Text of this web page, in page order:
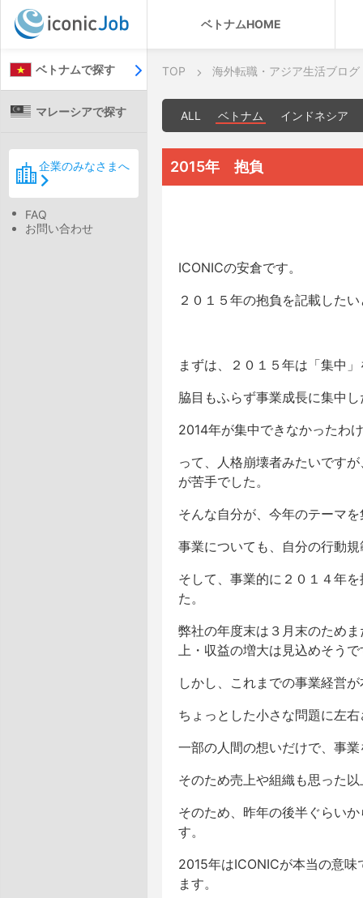
ベトナムHOME
ベトナムで探す
マレーシアで探す
企業のみなさまへ
FAQ
お問い合わせ
TOP 海外転職・アジア生活ブログ
ALL ベトナム インドネシア
2015年 抱負
ICONICの安倉です。
２０１５年の抱負を記載した
まずは、２０１５年は「集中
脇目もふらず事業成長に集中
2014年が集中できなかったわ
って、人格崩壊者みたいです
が苦手でした。
そんな自分が、今年のテーマ
事業についても、自分の行動
そして、事業的に２０１４年
た。
弊社の年度末は３月末のため
上・収益の増大は見込めそうで
しかし、これまでの事業経営
ちょっとした小さな問題に左
一部の人間の想いだけで、事
そのため売上や組織も思った
そのため、昨年の後半ぐらい
す。
2015年はICONICが本当の意
ます。